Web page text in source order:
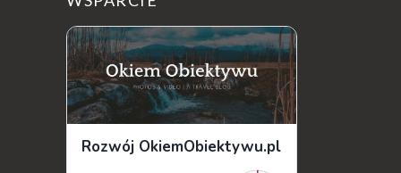
jest jednym z najbardziej rozpoznawalnych
symbo...